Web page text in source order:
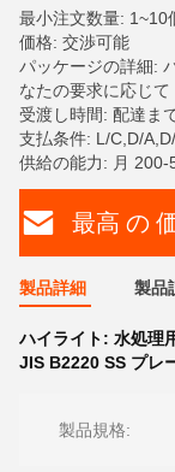
最小注文数量: 1~10
価格: 交渉可能
パッケージの詳細:
なたの要求に応じて
受渡し時間: 配達ま
支払条件: L/C,D/
供給の能力: 月 200-
最高 の
製品詳細 製品
ハイライト: 水処理
JIS B2220 SS プレ
製品規格: